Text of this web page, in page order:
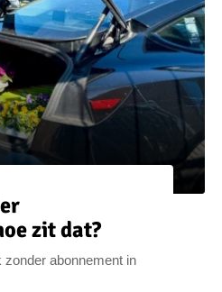
zit dat?
zonder abonnement in